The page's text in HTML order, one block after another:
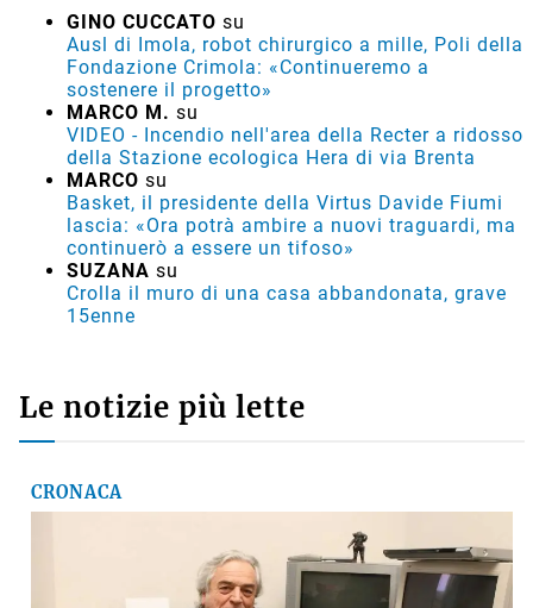
GINO CUCCATO su
Ausl di Imola, robot chirurgico a mille, Poli della
Fondazione Crimola: «Continueremo a
sostenere il progetto»
MARCO M. su
VIDEO - Incendio nell'area della Recter a ridosso
della Stazione ecologica Hera di via Brenta
MARCO su
Basket, il presidente della Virtus Davide Fiumi
lascia: «Ora potrà ambire a nuovi traguardi, ma
continuerò a essere un tifoso»
SUZANA su
Crolla il muro di una casa abbandonata, grave
15enne
Le notizie più lette
CRONACA